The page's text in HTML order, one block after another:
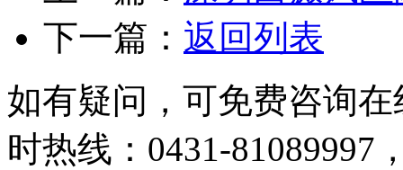
下一篇： 返回列表
如有疑问，可免费咨询
时热线：0431-81089997